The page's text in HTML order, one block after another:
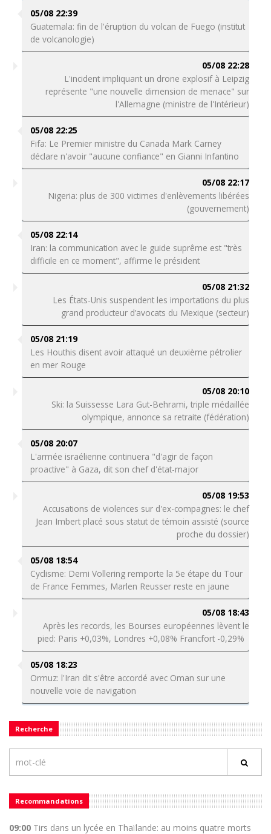
05/08 22:39
Guatemala: fin de l'éruption du volcan de Fuego (institut
de volcanologie)
05/08 22:28
L'incident impliquant un drone explosif à Leipzig
représente "une nouvelle dimension de menace" sur
l'Allemagne (ministre de l'Intérieur)
05/08 22:25
Fifa: Le Premier ministre du Canada Mark Carney
déclare n'avoir "aucune confiance" en Gianni Infantino
05/08 22:17
Nigeria: plus de 300 victimes d'enlèvements libérées
(gouvernement)
05/08 22:14
Iran: la communication avec le guide suprême est "très
difficile en ce moment", affirme le président
05/08 21:32
Les États-Unis suspendent les importations du plus
grand producteur d’avocats du Mexique (secteur)
05/08 21:19
Les Houthis disent avoir attaqué un deuxième pétrolier
en mer Rouge
05/08 20:10
Ski: la Suissesse Lara Gut-Behrami, triple médaillée
olympique, annonce sa retraite (fédération)
05/08 20:07
L'armée israélienne continuera "d'agir de façon
proactive" à Gaza, dit son chef d'état-major
05/08 19:53
Accusations de violences sur d'ex-compagnes: le chef
Jean Imbert placé sous statut de témoin assisté (source
proche du dossier)
05/08 18:54
Cyclisme: Demi Vollering remporte la 5e étape du Tour
de France Femmes, Marlen Reusser reste en jaune
05/08 18:43
Après les records, les Bourses européennes lèvent le
pied: Paris +0,03%, Londres +0,08% Francfort -0,29%
05/08 18:23
Ormuz: l'Iran dit s'être accordé avec Oman sur une
nouvelle voie de navigation
Recherche
Recommandations
09:00 Tirs dans un lycée en Thaïlande: au moins quatre morts